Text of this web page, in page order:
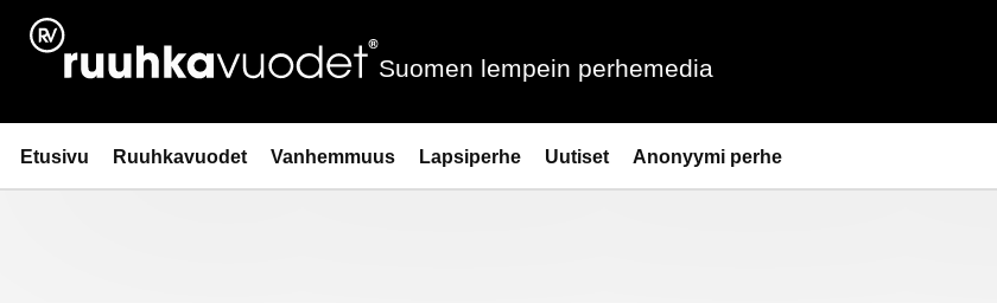
Siirry
sisältöön
Ruuhkavuodet.fi
Suomen lempein perhemedia
Etusivu Ruuhkavuodet Vanhemmuus Lapsiperhe Uutiset Anonyymi perhe
Etusivulle